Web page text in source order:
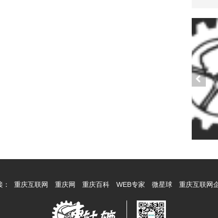
重庆互联网 重庆网 重庆百科 WEB专家 微星球 重庆互联网